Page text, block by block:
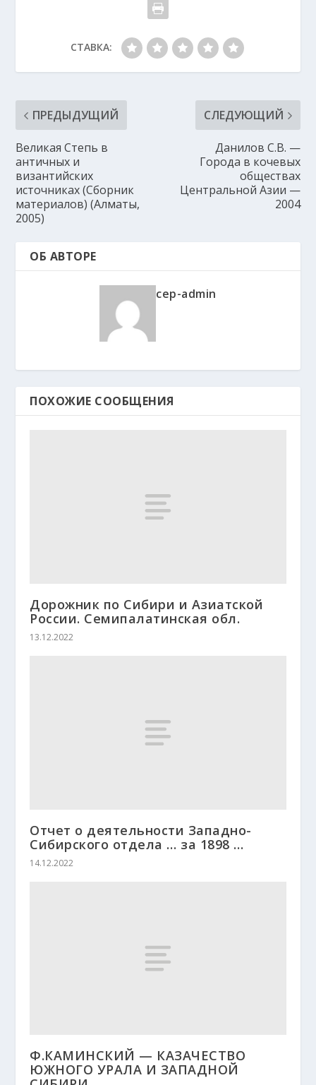
СТАВКА:
ПРЕДЫДУЩИЙ
Великая Степь в
античных и
византийских
источниках (Сборник
материалов) (Алматы,
2005)
СЛЕДУЮЩИЙ
Данилов С.В. —
Города в кочевых
обществах
Центральной Азии —
2004
ОБ АВТОРЕ
cep-admin
ПОХОЖИЕ СООБЩЕНИЯ
Дорожник по Сибири и Азиатской
России. Семипалатинская обл.
13.12.2022
Отчет о деятельности Западно-
Сибирского отдела … за 1898 …
14.12.2022
Ф.КАМИНСКИЙ — КАЗАЧЕСТВО
ЮЖНОГО УРАЛА И ЗАПАДНОЙ